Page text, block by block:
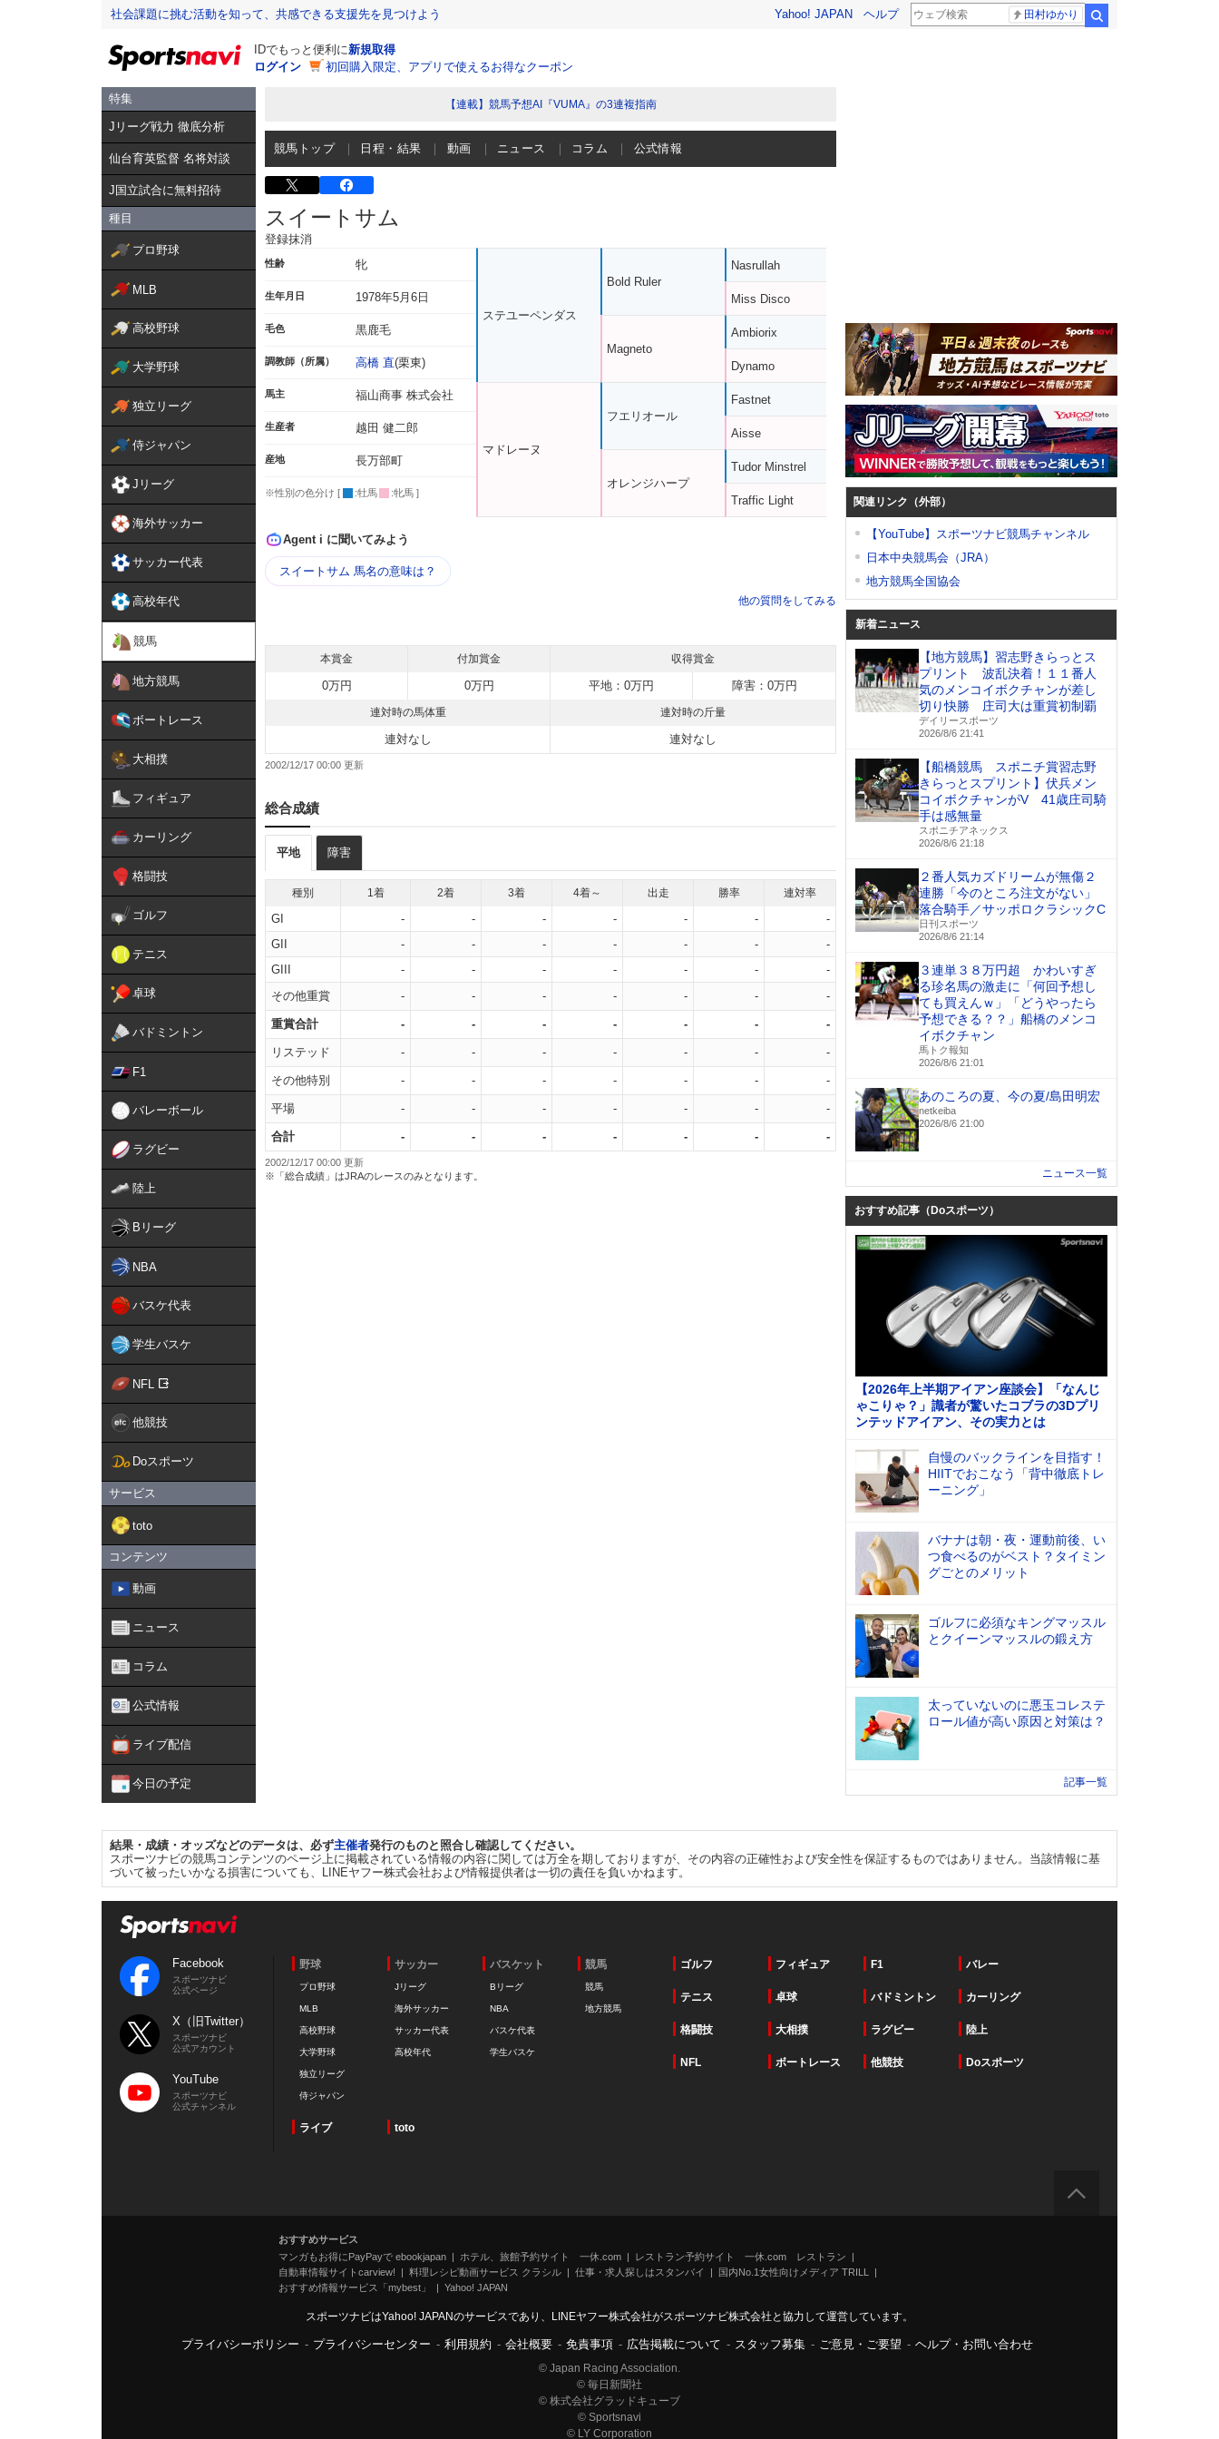
社会課題に挑む活動を知って、共感できる支援先を見つけよう Yahoo! JAPAN ヘルプ 田村ゆかり
IDでもっと便利に新規取得
ログイン
初回購入限定、アプリで使えるお得なクーポン
特集
Jリーグ戦力 徹底分析
仙台育英監督 名将対談
J国立試合に無料招待
種目
プロ野球
MLB
高校野球
大学野球
独立リーグ
侍ジャパン
Jリーグ
海外サッカー
サッカー代表
高校年代
競馬
地方競馬
ボートレース
大相撲
フィギュア
カーリング
格闘技
ゴルフ
テニス
卓球
バドミントン
F1
バレーボール
ラグビー
陸上
Bリーグ
NBA
バスケ代表
学生バスケ
NFL
他競技
Doスポーツ
サービス
toto
コンテンツ
動画
ニュース
コラム
公式情報
ライブ配信
今日の予定
【連載】競馬予想AI『VUMA』の3連複指南
競馬トップ 日程・結果 動画 ニュース コラム 公式情報
スイートサム
登録抹消
性齢 牝
生年月日 1978年5月6日
毛色 黒鹿毛
調教師（所属） 高橋 直(栗東)
馬主 福山商事 株式会社
生産者 越田 健二郎
産地 長万部町
※性別の色分け [ :牡馬 :牝馬 ]
ステユーペンダス
マドレーヌ
Bold Ruler
Magneto
フエリオール
オレンジハープ
Nasrullah
Miss Disco
Ambiorix
Dynamo
Fastnet
Aisse
Tudor Minstrel
Traffic Light
Agent i に聞いてみよう
スイートサム 馬名の意味は？
他の質問をしてみる
本賞金 付加賞金 収得賞金
0万円 0万円 平地：0万円 障害：0万円
連対時の馬体重 連対時の斤量
連対なし 連対なし
2002/12/17 00:00
総合成績
平地 障害
種別 1着 2着 3着 4着～ 出走 勝率 連対率
GI - - - - - -
-
GII
- - - - - -
-
GIII
- - - - - -
-
その他重賞
- - - - - - -
重賞合計 - - - - - - -
リステッド - - - - - - -
その他特別 - - - - - - -
平場 - - - - - - -
合計 - - - - - - -
2002/12/17 00:00 更新
※「総合成績」はJRAのレースのみとなります。
関連リンク（外部）
【YouTube】スポーツナビ競馬チャンネル
日本中央競馬会（JRA）
地方競馬全国協会
新着ニュース
【地方競馬】習志野きらっとス
プリント 波乱決着！１１番人
気のメンコイボクチャンが差し
切り快勝 庄司大は重賞初制覇
デイリースポーツ
2026/8/6 21:41
【船橋競馬 スポニチ賞習志野
きらっとスプリント】伏兵メン
コイボクチャンがV 41歳庄司騎
手は感無量
スポニチアネックス
2026/8/6 21:18
２番人気カズドリームが無傷２
連勝「今のところ注文がない」
落合騎手／サッポロクラシックC
日刊スポーツ
2026/8/6 21:14
３連単３８万円超 かわいすぎ
る珍名馬の激走に「何回予想し
ても買えんｗ」「どうやったら
予想できる？？」船橋のメンコ
イボクチャン
馬トク報知
2026/8/6 21:01
あのころの夏、今の夏/島田明宏
netkeiba
2026/8/6 21:00
ニュース一覧
おすすめ記事（Doスポーツ）
【2026年上半期アイアン座談会】「なんじ
ゃこりゃ？」識者が驚いたコブラの3Dプリ
ンテッドアイアン、その実力とは
自慢のバックラインを目指す！
HIITでおこなう「背中徹底トレ
ーニング」
バナナは朝・夜・運動前後、い
つ食べるのがベスト？タイミン
グごとのメリット
ゴルフに必須なキングマッスル
とクイーンマッスルの鍛え方
太っていないのに悪玉コレステ
ロール値が高い原因と対策は？
記事一覧
結果・成績・オッズなどのデータは、必ず主催者発行のものと照合し確認してください。
スポーツナビの競馬コンテンツのページ上に掲載されている情報の内容に関しては万全を期しておりますが、その内容の正確性および安全性を保証するものではありません。当該情報に基
づいて被ったいかなる損害についても、LINEヤフー株式会社および情報提供者は一切の責任を負いかねます。
Facebook
スポーツナビ
公式ページ
X（旧Twitter）
スポーツナビ
公式アカウント
YouTube
スポーツナビ
公式チャンネル
野球
プロ野球
MLB
高校野球
大学野球
独立リーグ
侍ジャパン
サッカー
Jリーグ
海外サッカー
サッカー代表
高校年代
バスケット
Bリーグ
NBA
バスケ代表
学生バスケ
競馬
競馬
地方競馬
ゴルフ フィギュア F1 バレー
テニス 卓球 バドミントン カーリング
格闘技 大相撲 ラグビー 陸上
NFL ボートレース 他競技 Doスポーツ
ライブ toto
おすすめサービス
マンガもお得にPayPayで ebookjapan
ホテル、旅館予約サイト 一休.com
レストラン予約サイト 一休.com レストラン
自動車情報サイトcarview!
料理レシピ動画サービス クラシル 仕事・求人探しはスタンバイ
国内No.1女性向けメディア TRILL
おすすめ情報サービス「mybest」
Yahoo! JAPAN
スポーツナビはYahoo! JAPANのサービスであり、LINEヤフー株式会社がスポーツナビ株式会社と協力して運営しています。
プライバシーポリシー - プライバシーセンター - 利用規約 - 会社概要 - 免責事項 - 広告掲載について - スタッフ募集 - ご意見・ご要望 - ヘルプ・お問い合わせ
© Japan Racing Association.
© 毎日新聞社
© 株式会社グラッドキューブ
© Sportsnavi
© LY Corporation